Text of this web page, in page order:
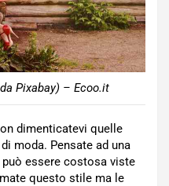
Pixabay) – Ecoo.it
dimenticatevi quelle
moda. Pensate ad una
essere costosa viste
questo stile ma le